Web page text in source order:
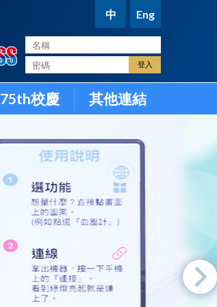
中 Eng
75th校慶 其他連結